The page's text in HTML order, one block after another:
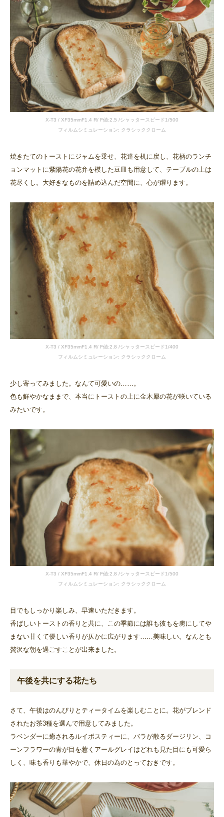
X-T3 / XF35mmF1.4 R/ F値:2.5 /シャッタースピード1/500
フィルムシミュレーション: クラシッククローム
焼きたてのトーストにジャムを乗せ、花達を机に戻し、花柄のランチ
ョンマットに紫陽花の花弁を模した豆皿も用意して、テーブルの上は
花尽くし。大好きなものを詰め込んだ空間に、心が躍ります。
X-T3 / XF35mmF1.4 R/ F値:2.8 /シャッタースピード1/400
フィルムシミュレーション: クラシッククローム
少し寄ってみました。なんて可愛いの……。
色も鮮やかなままで、本当にトーストの上に金木犀の花が咲いている
みたいです。
X-T3 / XF35mmF1.4 R/ F値:2.8 /シャッタースピード1/500
フィルムシミュレーション: クラシッククローム
目でもしっかり楽しみ、早速いただきます。
香ばしいトーストの香りと共に、この季節には誰も彼もを虜にしてや
まない甘くて優しい香りが仄かに広がります……美味しい。なんとも
贅沢な朝を過ごすことが出来ました。
午後を共にする花たち
さて、午後はのんびりとティータイムを楽しむことに。花がブレンド
されたお茶3種を選んで用意してみました。
ラベンダーに癒されるルイボスティーに、バラが散るダージリン、コ
ーンフラワーの青が目を惹くアールグレイはどれも見た目にも可愛ら
しく、味も香りも華やかで、休日の為のとっておきです。